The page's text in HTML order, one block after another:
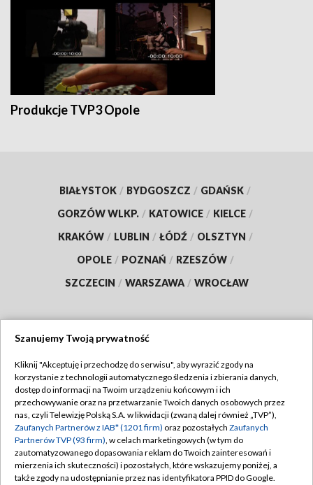
Produkcje TVP3 Opole
BIAŁYSTOK / BYDGOSZCZ / GDAŃSK /
GORZÓW WLKP. / KATOWICE / KIELCE /
KRAKÓW / LUBLIN / ŁÓDŹ / OLSZTYN /
OPOLE / POZNAŃ / RZESZÓW /
SZCZECIN / WARSZAWA / WROCŁAW
TVP
Abonament TVP
Emisja w TVP
Centrum informacji TVP
Naziemna Telewizja Cyfrowa
Regulamin TVP
Polityka prywatności
Moje zgody
Pomoc
Szanujemy Twoją prywatność
Kliknij "Akceptuję i przechodzę do serwisu", aby wyrazić zgody na
korzystanie z technologii automatycznego śledzenia i zbierania danych,
dostęp do informacji na Twoim urządzeniu końcowym i ich
przechowywanie oraz na przetwarzanie Twoich danych osobowych przez
nas, czyli Telewizję Polską S.A. w likwidacji (zwaną dalej również „TVP”),
Zaufanych Partnerów z IAB* (1201 firm) oraz pozostałych Zaufanych
Partnerów TVP (93 firm), w celach marketingowych (w tym do
zautomatyzowanego dopasowania reklam do Twoich zainteresowań i
mierzenia ich skuteczności) i pozostałych, które wskazujemy poniżej, a
także zgody na udostępnianie przez nas identyfikatora PPID do Google.